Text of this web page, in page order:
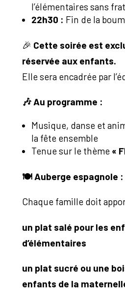
l’élémentaires sans
22h30 : Fin de la boum
🎉 Cette soirée est
réservée aux enfants.
Elle sera encadrée par
🎶Au programme :
Musique, danse et
la fête ensemble
Tenue sur le thème «
🍽️Auberge espagnole :
Chaque famille doit
un plat salé pour les
d’élémentaires
un plat sucré ou une
enfants de la